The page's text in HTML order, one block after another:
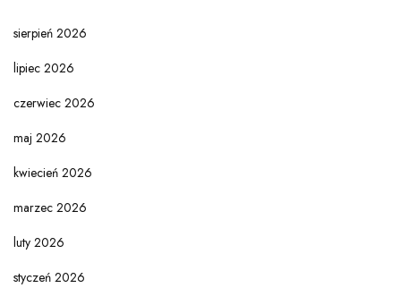
sierpień 2026
lipiec 2026
czerwiec 2026
maj 2026
kwiecień 2026
marzec 2026
luty 2026
styczeń 2026